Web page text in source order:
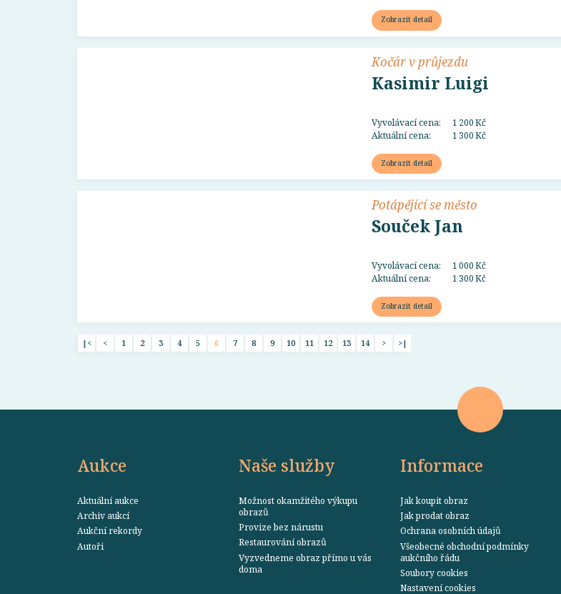
Zobrazit detail
Kočár v průjezdu
Kasimir Luigi
Vyvolávací cena:
1 200 Kč
Aktuální cena:
1 300 Kč
Zobrazit detail
Potápějící se město
Souček Jan
Vyvolávací cena:
1 000 Kč
Aktuální cena:
1 300 Kč
Zobrazit detail
|< < 1 2 3 4 5 6 7 8 9 10 11 12 13 14 > >|
Aukce
Aktuální aukce
Archiv aukcí
Aukční rekordy
Autoři
Naše služby
Možnost okamžitého výkupu
obrazů
Provize bez nárustu
Restaurování obrazů
Vyzvedneme obraz přímo u vás
doma
Informace
Jak koupit obraz
Jak prodat obraz
Ochrana osobních údajů
Všeobecné obchodní podmínky
aukčního řádu
Soubory cookies
Nastavení cookies